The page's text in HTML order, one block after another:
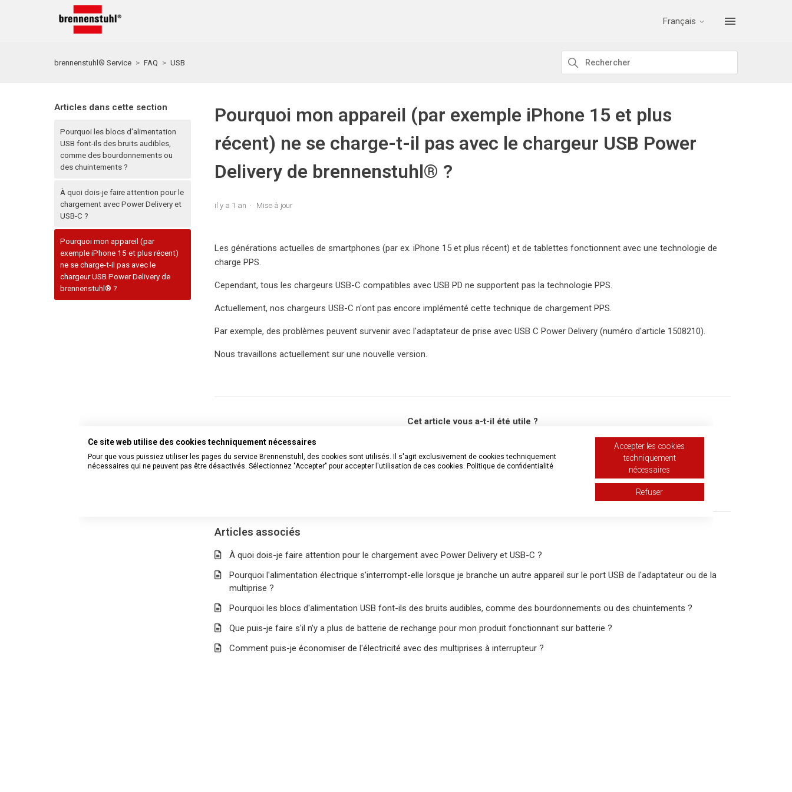
Français
brennenstuhl® Service FAQ USB
Articles dans cette section
Pourquoi les blocs d'alimentation
USB font-ils des bruits audibles,
comme des bourdonnements ou
des chuintements ?
À quoi dois-je faire attention pour le
chargement avec Power Delivery et
USB-C ?
Pourquoi mon appareil (par
exemple iPhone 15 et plus récent)
ne se charge-t-il pas avec le
chargeur USB Power Delivery de
brennenstuhl® ?
Pourquoi mon appareil (par exemple iPhone 15 et plus
récent) ne se charge-t-il pas avec le chargeur USB Power
Delivery de brennenstuhl® ?
il y a 1 an Mise à jour
Les générations actuelles de smartphones (par ex. iPhone 15 et plus récent) et de tablettes fonctionnent avec une technologie de
charge PPS.
Cependant, tous les chargeurs USB-C compatibles avec USB PD ne supportent pas la technologie PPS.
Actuellement, nos chargeurs USB-C n'ont pas encore implémenté cette technique de chargement PPS.
Par exemple, des problèmes peuvent survenir avec l'adaptateur de prise avec USB C Power Delivery (numéro d'article 1508210).
Nous travaillons actuellement sur une nouvelle version.
Cet article vous a-t-il été utile ?
Utilisateurs qui ont trouvé cela utile : 5 sur 10
Articles associés
À quoi dois-je faire attention pour le chargement avec Power Delivery et USB-C ?
Pourquoi l'alimentation électrique s'interrompt-elle lorsque je branche un autre appareil sur le port USB de l'adaptateur ou de la
multiprise ?
Pourquoi les blocs d'alimentation USB font-ils des bruits audibles, comme des bourdonnements ou des chuintements ?
Que puis-je faire s'il n'y a plus de batterie de rechange pour mon produit fonctionnant sur batterie ?
Comment puis-je économiser de l'électricité avec des multiprises à interrupteur ?
Ce site web utilise des cookies techniquement nécessaires
Pour que vous puissiez utiliser les pages du service Brennenstuhl, des cookies sont utilisés. Il s'agit exclusivement de cookies techniquement
nécessaires qui ne peuvent pas être désactivés. Sélectionnez "Accepter" pour accepter l'utilisation de ces cookies.Politique de confidentialité
Accepter les cookies
techniquement
nécessaires
Refuser